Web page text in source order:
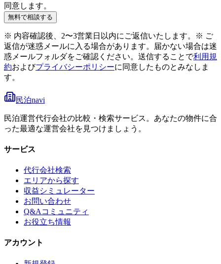
同意します。
無料で相談する
※ 内容確認後、2〜3営業日以内にご返信いたします。
※ ご
返信が迷惑メールに入る場合があります。届かない場合は迷
惑メールフォルダをご確認ください。 送信することで利用規
約およびプライバシーポリシーに同意したものとみなしま
す。
民泊navi
民泊運営代行会社の比較・検索サービス。あなたの物件に合
った最適な運営会社を見つけましょう。
サービス
代行会社検索
エリアから探す
収益シミュレーター
お問い合わせ
Q&Aコミュニティ
お役立ち情報
アカウント